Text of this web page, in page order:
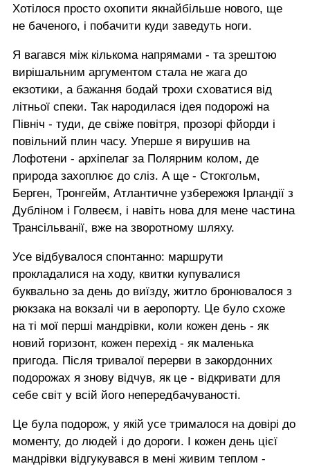
Хотілося просто охопити якнайбільше нового, ще
не баченого, і побачити куди заведуть ноги.
Я вагався між кількома напрямами - та зрештою
вирішальним аргументом стала не жага до
екзотики, а бажання бодай трохи сховатися від
літньої спеки. Так народилася ідея подорожі на
Північ - туди, де свіже повітря, прозорі фйорди і
повільний плин часу. Уперше я вирушив на
Лофотени - архіпелаг за Полярним колом, де
природа захоплює до сліз. А ще - Стокгольм,
Берген, Тронгейм, Атлантичне узбережжя Ірландії з
Дубліном і Голвеєм, і навіть нова для мене частина
Трансільванії, вже на зворотному шляху.
Усе відбувалося спонтанно: маршрути
прокладалися на ходу, квитки купувалися
буквально за день до виїзду, житло бронювалося з
рюкзака на вокзалі чи в аеропорту. Це було схоже
на ті мої перші мандрівки, коли кожен день - як
новий горизонт, кожен перехід - як маленька
пригода. Після тривалої перерви в закордонних
подорожах я знову відчув, як це - відкривати для
себе світ у всій його непередбачуваності.
Це була подорож, у якій усе трималося на довірі до
моменту, до людей і до дороги. І кожен день цієї
мандрівки відгукувався в мені живим теплом -